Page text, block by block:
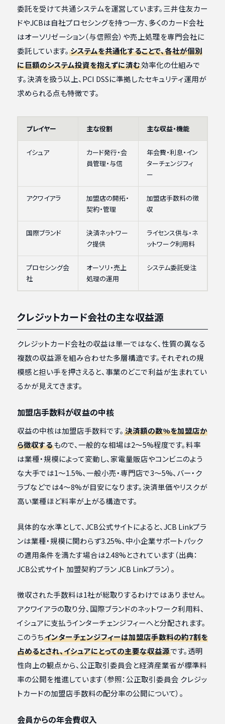
委託を受けて共通システムを運営しています。三井住友カー
ドやJCBは自社プロセシングを持つ一方、多くのカード会社
はオーソリゼーション（与信照会）や売上処理を専門会社に
委託しています。 システムを共通化することで、各社が個別
に巨額のシステム投資を抱えずに済む効率化の仕組みで
す。決済を扱う以上、PCI DSSに準拠したセキュリティ運用が
求められる点も特徴です。
プレイヤー 主な役割 主な収益・機能
イシュア
カード発行・会
員管理・与信
年会費・利息・イン
ターチェンジフィ
ー
アクワイアラ
加盟店の開拓・
契約・管理
加盟店手数料の徴
収
国際ブランド
決済ネットワー
ク提供
ライセンス供与・ネ
ットワーク利用料
プロセシング会
社
オーソリ・売上
処理の運用
システム委託受注
クレジットカード会社の主な収益源
クレジットカード会社の収益は単一ではなく、性質の異なる
複数の収益源を組み合わせた多層構造です。それぞれの規
模感と担い手を押さえると、事業のどこで利益が生まれてい
るかが見えてきます。
加盟店手数料が収益の中核
収益の中核は加盟店手数料です。 決済額の数%を加盟店か
ら徴収するもので、一般的な相場は2〜5%程度です。料率
は業種・規模によって変動し、家電量販店やコンビニのよう
な大手では1〜1.5%、一般小売・専門店で3〜5%、バー・ク
ラブなどでは4〜8%が目安になります。決済単価やリスクが
高い業種ほど料率が上がる構造です。
具体的な水準として、JCB公式サイトによると、JCB Linkプラ
ンは業種・規模に関わらず3.25%、中小企業サポートパック
の適用条件を満たす場合は2.48%とされています（出典：
JCB公式サイト 加盟契約プラン JCB Linkプラン）。
徴収された手数料は1社が総取りするわけではありません。
アクワイアラの取り分、国際ブランドのネットワーク利用料、
イシュアに支払うインターチェンジフィーへと分配されます。
このうちインターチェンジフィーは加盟店手数料の約7割を
占めるとされ、イシュアにとっての主要な収益源です。透明
性向上の観点から、公正取引委員会と経済産業省が標準料
率の公開を推進しています（参照：公正取引委員会 クレジッ
トカードの加盟店手数料の配分率の公開について）。
会員からの年会費収入